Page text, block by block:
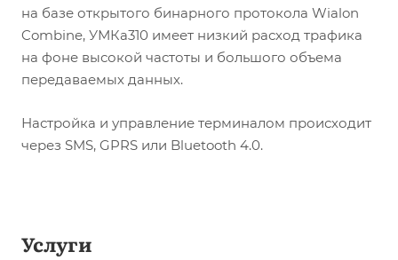
на базе открытого бинарного протокола Wialon
Combine, УМКа310 имеет низкий расход трафика
на фоне высокой частоты и большого объема
передаваемых данных.
Настройка и управление терминалом происходит
через SMS, GPRS или Bluetooth 4.0.
Услуги